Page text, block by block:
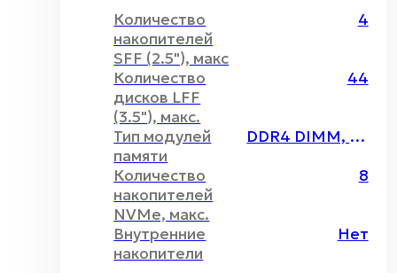
Количество
накопителей
SFF (2.5"), макс
4
Количество
дисков LFF
(3.5"), макс.
44
Тип модулей
памяти
DDR4 DIMM, Intel Optane
Количество
накопителей
NVMe, макс.
8
Внутренние
накопители
Нет